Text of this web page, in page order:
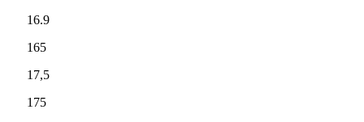
16.9
165
17,5
175